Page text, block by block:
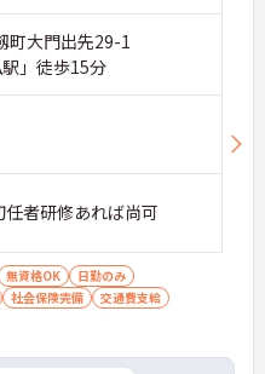
町大門出先29-1
」徒歩15分
者研修あれば尚可
無資格OK
日勤のみ
社会保険完備
交通費支給